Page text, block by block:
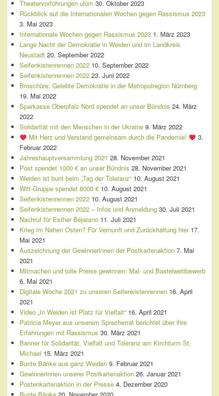
Theatervorführungen ulüm 30. Oktober 2023
Rückblick auf die Internationalen Wochen gegen Rassismus 2023
3. Mai 2023
Internationale Wochen gegen Rassismus 2023 1. März 2023
Lange Nacht der Demokratie in Weiden und im Landkreis
Neustadt 20. September 2022
Seifenkistenrennen 2022 10. September 2022
Seifenkistenrennen 2022 23. Juni 2022
Broschüre: Gelebte Demokratie in der Metropolregion Nürnberg
19. Mai 2022
Sparkasse Oberpfalz Nord spendet an unser Bündnis 24. März
2022
Solidarität mit den Menschen in der Ukraine 9. März 2022
Mit Herz und Verstand gemeinsam durch die Pandemie!
3.
Februar 2022
Jahreshauptversammlung 2021 28. November 2021
Post spendet 1000 € an unser Bündnis 28. November 2021
Weiden ist bunt beim „Tag der Toleranz“ 10. August 2021
Witt-Gruppe spendet 8000 € 10. August 2021
Seifenkistenrennen 2022 10. August 2021
Seifenkistenrennen 2022 – Infos und Anmeldung 30. Juli 2021
Nachruf für Esther Béjarano 11. Juli 2021
Krieg im Nahen Osten? Für Vernunft und Zurückhaltung hier 17.
Mai 2021
Auszeichnung der Gewinnerinnen der Postkartenaktion 7. Mai
2021
Mitmachen und tolle Preise gewinnen: Mal- und Bastelwettbewerb
6. Mai 2021
Digitale Woche 2021 zu unseren Seifenkistenrennen 16. April
2021
Video „In Weiden ist Platz für Vielfalt“ 16. April 2021
Patricia Meyer aus unserem Sprecherrat berichtet über ihre
Erfahrungen mit Rassismus 30. März 2021
Banner für Solidarität, Vielfalt und Toleranz am Kirchturm St.
Michael 15. März 2021
Bunte Bänke aus ganz Weiden 9. Februar 2021
Gewinnerinnen unserer Postkartenaktion 26. Januar 2021
Postenkartenaktion in der Presse 4. Dezember 2020